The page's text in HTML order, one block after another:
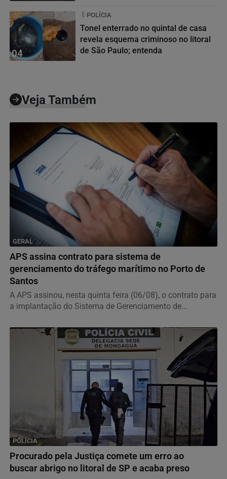
04
POLÍCIA
Tonel enterrado no quintal de casa
revela esquema criminoso no litoral
de São Paulo; entenda
Veja Também
GERAL
APS assina contrato para sistema de
gerenciamento do tráfego marítimo no Porto de
Santos
A APS assinou, nesta quinta feira (06/08), o contrato para
a implantação do Sistema de Gerenciamento de...
POLÍCIA
Procurado pela Justiça comete um erro ao
buscar abrigo no litoral de SP e acaba preso